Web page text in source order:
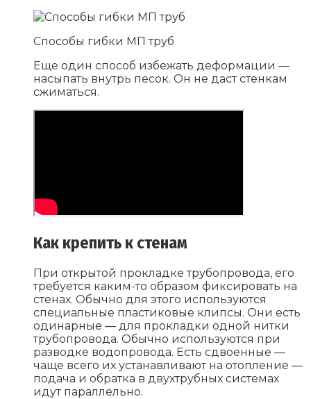
Способы гибки МП труб
Еще один способ избежать деформации —
насыпать внутрь песок. Он не даст стенкам
сжиматься.
Как крепить к стенам
При открытой прокладке трубопровода, его
требуется каким-то образом фиксировать на
стенах. Обычно для этого используются
специальные пластиковые клипсы. Они есть
одинарные — для прокладки одной нитки
трубопровода. Обычно используются при
разводке водопровода. Есть сдвоенные —
чаще всего их устанавливают на отопление —
подача и обратка в двухтрубных системах
идут параллельно.